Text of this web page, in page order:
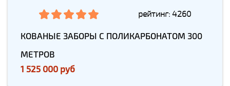
рейтинг: 4260
КОВАНЫЕ ЗАБОРЫ С ПОЛИКАРБОНАТОМ 300
МЕТРОВ
1 525 000 руб